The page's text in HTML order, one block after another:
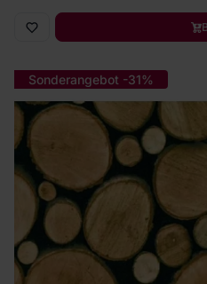
Sonderangebot -31%